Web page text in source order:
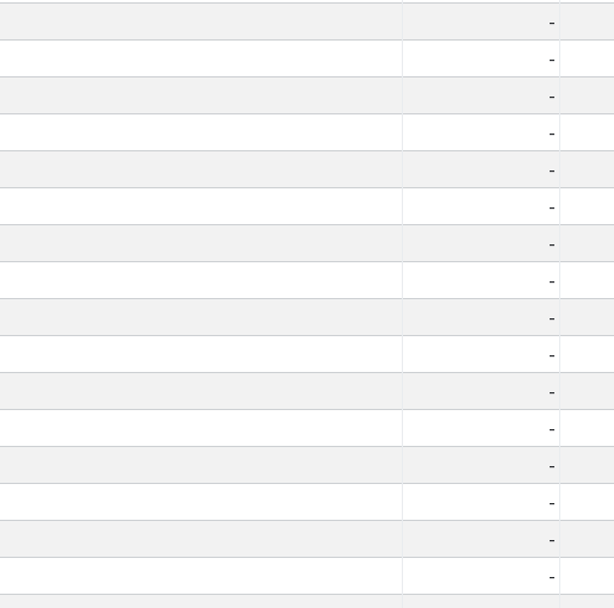
-
-
-
-
-
-
-
-
-
-
-
-
-
-
-
-